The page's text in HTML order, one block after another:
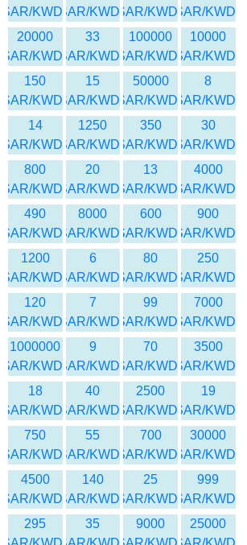
SAR/KWD
SAR/KWD
SAR/KWD
SAR/KWD
10000
SAR/KWD
100000
SAR/KWD
33
SAR/KWD
20000
SAR/KWD
8
SAR/KWD
50000
SAR/KWD
15
SAR/KWD
150
SAR/KWD
30
SAR/KWD
350
SAR/KWD
1250
SAR/KWD
14
SAR/KWD
4000
SAR/KWD
13
SAR/KWD
20
SAR/KWD
800
SAR/KWD
900
SAR/KWD
600
SAR/KWD
8000
SAR/KWD
490
SAR/KWD
250
SAR/KWD
80
SAR/KWD
6
SAR/KWD
1200
SAR/KWD
7000
SAR/KWD
99
SAR/KWD
7
SAR/KWD
120
SAR/KWD
3500
SAR/KWD
70
SAR/KWD
9
SAR/KWD
1000000
SAR/KWD
19
SAR/KWD
2500
SAR/KWD
40
SAR/KWD
18
SAR/KWD
30000
SAR/KWD
700
SAR/KWD
55
SAR/KWD
750
SAR/KWD
999
SAR/KWD
25
SAR/KWD
140
SAR/KWD
4500
SAR/KWD
25000
9000
35
295